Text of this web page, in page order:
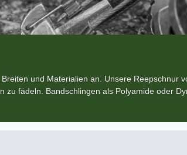
und Materialien an. Unsere Reepschnur
fädeln. Bandschlingen als Polyamide oder